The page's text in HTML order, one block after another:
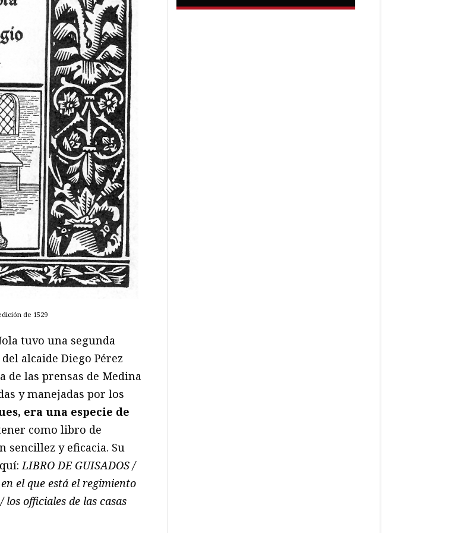
de 1529
tuvo una segunda
alcaide Diego Pérez
de las prensas de Medina
y manejadas por los
era una especie de
como libro de
sencillez y eficacia. Su
LIBRO DE GUISADOS /
el que está el regimiento
los officiales de las casas